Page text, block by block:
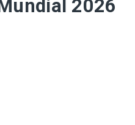
2026